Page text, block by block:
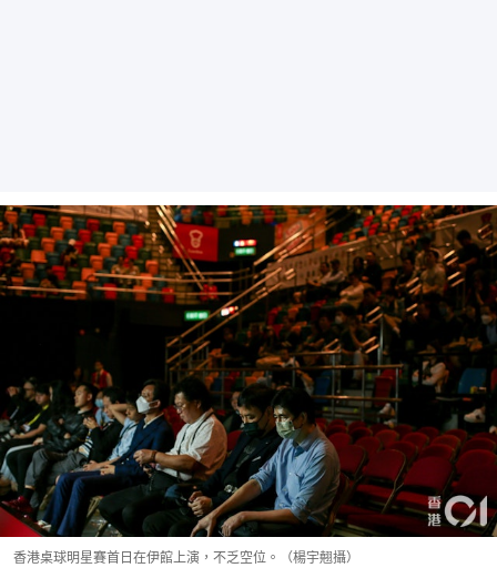
香港桌球明星賽首日在伊館上演，不乏空位。（楊宇翹攝）